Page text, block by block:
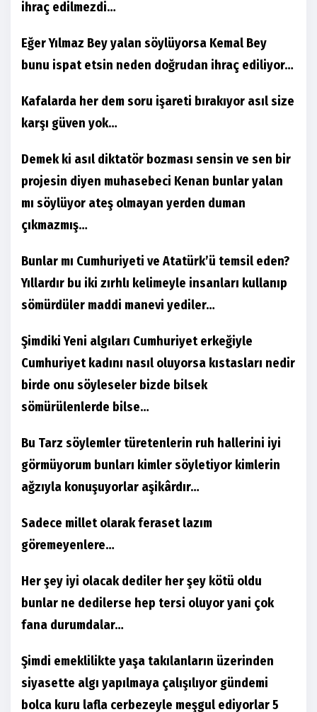
ihraç edilmezdi…
Eğer Yılmaz Bey yalan söylüyorsa Kemal Bey
bunu ispat etsin neden doğrudan ihraç ediliyor…
Kafalarda her dem soru işareti bırakıyor asıl size
karşı güven yok…
Demek ki asıl diktatör bozması sensin ve sen bir
projesin diyen muhasebeci Kenan bunlar yalan
mı söylüyor ateş olmayan yerden duman
çıkmazmış…
Bunlar mı Cumhuriyeti ve Atatürk’ü temsil eden?
Yıllardır bu iki zırhlı kelimeyle insanları kullanıp
sömürdüler maddi manevi yediler…
Şimdiki Yeni algıları Cumhuriyet erkeğiyle
Cumhuriyet kadını nasıl oluyorsa kıstasları nedir
birde onu söyleseler bizde bilsek
sömürülenlerde bilse…
Bu Tarz söylemler türetenlerin ruh hallerini iyi
görmüyorum bunları kimler söyletiyor kimlerin
ağzıyla konuşuyorlar aşikârdır…
Sadece millet olarak feraset lazım
göremeyenlere…
Her şey iyi olacak dediler her şey kötü oldu
bunlar ne dedilerse hep tersi oluyor yani çok
fana durumdalar…
Şimdi emeklilikte yaşa takılanların üzerinden
siyasette algı yapılmaya çalışılıyor gündemi
bolca kuru lafla cerbezeyle meşgul ediyorlar 5